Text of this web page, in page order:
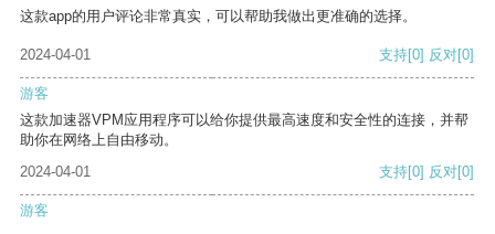
这款app的用户评论非常真实，可以帮助我做出更准确的选择。
2024-04-01 支持[0] 反对[0]
游客
这款加速器VPM应用程序可以给你提供最高速度和安全性的连接，并帮
助你在网络上自由移动。
2024-04-01
支持[0] 反对[0]
游客